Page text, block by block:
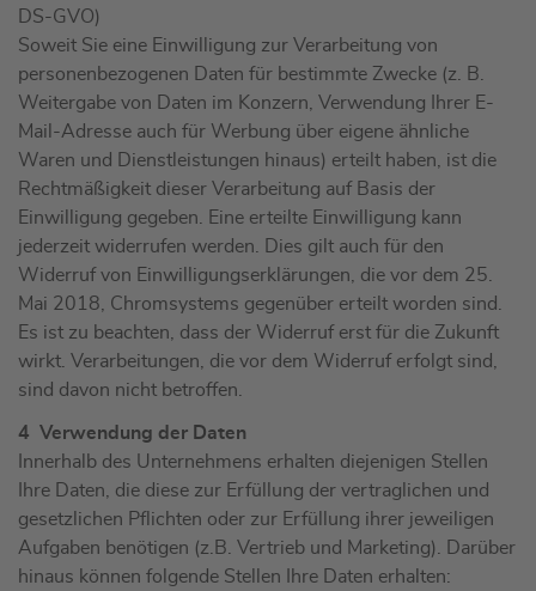
DS-GVO)
Soweit Sie eine Einwilligung zur Verarbeitung von
personenbezogenen Daten für bestimmte Zwecke (z. B.
Weitergabe von Daten im Konzern, Verwendung Ihrer E-
Mail-Adresse auch für Werbung über eigene ähnliche
Waren und Dienstleistungen hinaus) erteilt haben, ist die
Rechtmäßigkeit dieser Verarbeitung auf Basis der
Einwilligung gegeben. Eine erteilte Einwilligung kann
jederzeit widerrufen werden. Dies gilt auch für den
Widerruf von Einwilligungserklärungen, die vor dem 25.
Mai 2018, Chromsystems gegenüber erteilt worden sind.
Es ist zu beachten, dass der Widerruf erst für die Zukunft
wirkt. Verarbeitungen, die vor dem Widerruf erfolgt sind,
sind davon nicht betroffen.
4 Verwendung der Daten
Innerhalb des Unternehmens erhalten diejenigen Stellen
Ihre Daten, die diese zur Erfüllung der vertraglichen und
gesetzlichen Pflichten oder zur Erfüllung ihrer jeweiligen
Aufgaben benötigen (z.B. Vertrieb und Marketing). Darüber
hinaus können folgende Stellen Ihre Daten erhalten: